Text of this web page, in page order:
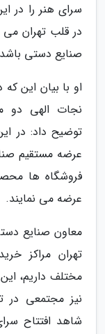
سرای هنر را در
در قلب تهران
صنایع دستی
او با بیان این که
نجات الهی دو
عرضه مستقیم
فروشگاه ها
عرضه می نمایند.
معاون صنایع
تهران مراکز
مختلف داریم،
نیز مجتمعی در
شاهد افتتاح